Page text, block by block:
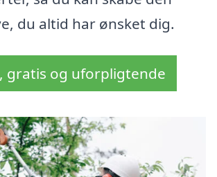
du altid har ønsket dig.
gratis og uforpligtende